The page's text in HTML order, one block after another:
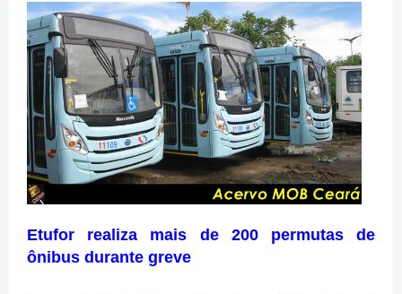
Etufor realiza mais de 200 permutas de
ônibus durante greve